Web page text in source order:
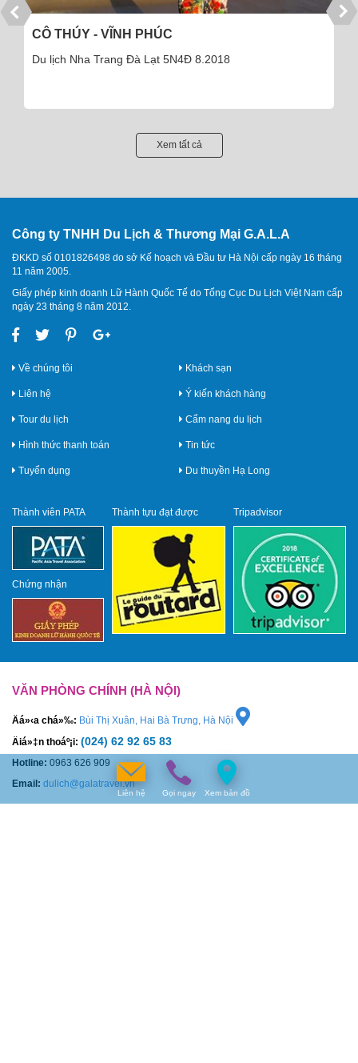
ÔNG TÙNG - THÁI HÀ - HÀ NỘI
Ông Tùng - Giám đốc công ty Kiểm toán Hà Nội
Xem tất cả
Công ty TNHH Du Lịch & Thương Mại G.A.L.A
ĐKKD số 0101826498 do sở Kế hoạch và Đầu tư Hà Nội cấp ngày 16 tháng
11 năm 2005.
Giấy phép kinh doanh Lữ Hành Quốc Tế do Tổng Cục Du Lịch Việt Nam cấp
ngày 23 tháng 8 năm 2012.
Về chúng tôi
Liên hệ
Tour du lịch
Hình thức thanh toán
Tuyển dụng
Khách sạn
Ý kiến khách hàng
Cẩm nang du lịch
Tin tức
Du thuyền Hạ Long
Thành viên PATA
Chứng nhận
Thành tựu đạt được Tripadvisor
VĂN PHÒNG CHÍNH (HÀ NỘI)
Äá»‹a chá»‰: Bùi Thị Xuân, Hai Bà Trưng, Hà Nội
Äiá»‡n thoáº¡i: (024) 62 92 65 83
Hotline: 0963 626 909
Email: dulich@galatravel.vn
Liên hệ Gọi ngay Xem bản đồ